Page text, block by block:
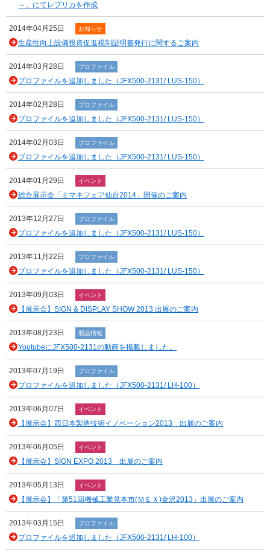
～」にてレプリカを作成
2014年04月25日 お知らせ
生産性向上設備投資促進税制証明書発行に関するご案内
2014年03月28日 プロファイル
プロファイルを追加しました（JFX500-2131/ LUS-150）
2014年02月28日 プロファイル
プロファイルを追加しました（JFX500-2131/ LUS-150）
2014年02月03日 プロファイル
プロファイルを追加しました（JFX500-2131/ LUS-150）
2014年01月29日 イベント
総合展示会「ミマキフェア仙台2014」開催のご案内
2013年12月27日 プロファイル
プロファイルを追加しました（JFX500-2131/ LUS-150）
2013年11月22日 プロファイル
プロファイルを追加しました（JFX500-2131/ LUS-150）
2013年09月03日 イベント
【展示会】SIGN & DISPLAY SHOW 2013 出展のご案内
2013年08月23日 製品情報
YoutubeにJFX500-2131の動画を掲載しました。
2013年07月19日 プロファイル
プロファイルを追加しました（JFX500-2131/ LH-100）
2013年06月07日 イベント
【展示会】西日本製造技術イノベーション2013 出展のご案内
2013年06月05日 イベント
【展示会】SIGN EXPO 2013 出展のご案内
2013年05月13日 イベント
【展示会】「第51回機械工業見本市(ＭＥＸ)金沢2013」出展のご案内
2013年03月15日 プロファイル
プロファイルを追加しました（JFX500-2131/ LH-100）